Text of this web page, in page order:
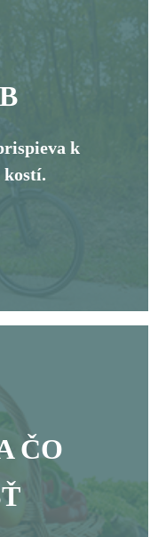
k
kostí.
ČO